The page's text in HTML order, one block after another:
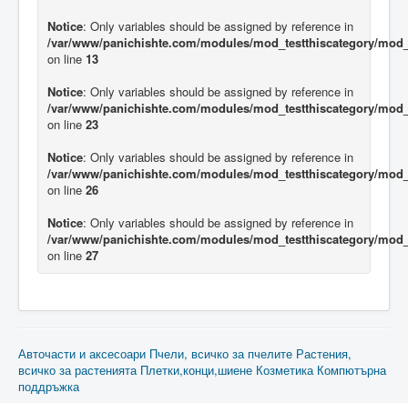
Notice: Only variables should be assigned by reference in
/var/www/panichishte.com/modules/mod_testthiscategory/
on line 13
Notice: Only variables should be assigned by reference in
/var/www/panichishte.com/modules/mod_testthiscategory/
on line 23
Notice: Only variables should be assigned by reference in
/var/www/panichishte.com/modules/mod_testthiscategory/
on line 26
Notice: Only variables should be assigned by reference in
/var/www/panichishte.com/modules/mod_testthiscategory/
on line 27
Авточасти и аксесоари Пчели, всичко за пчелите Растения,
всичко за растенията Плетки,конци,шиене Козметика Компютърна
поддръжка